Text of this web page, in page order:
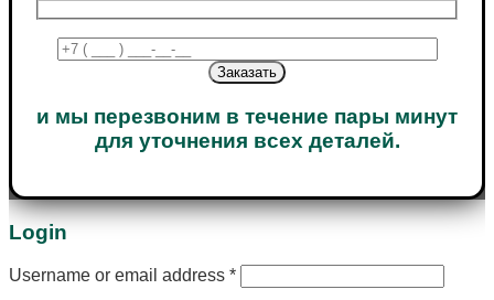
и мы перезвоним в течение пары минут
для уточнения всех деталей.
Login
Username or email address *